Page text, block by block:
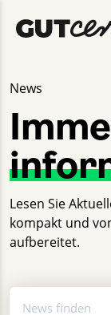
News
Lesen Sie
kompakt und
aufbereitet.